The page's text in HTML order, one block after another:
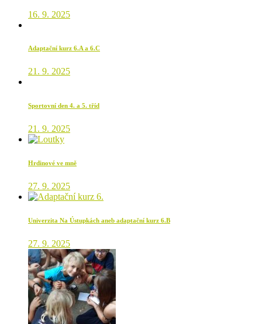
16. 9. 2025
Adaptační kurz 6.A a 6.C
21. 9. 2025
Sportovní den 4. a 5. tříd
21. 9. 2025
Hrdinové ve mně
27. 9. 2025
Univerzita Na Ústupkách aneb adaptační kurz 6.B
27. 9. 2025